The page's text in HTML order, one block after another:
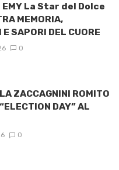
EMY La Star del Dolce
MEMORIA,
E SAPORI DEL CUORE
0
ZACCAGNINI ROMITO
DAY” AL
0